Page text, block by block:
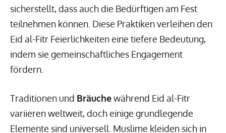
sicherstellt, dass auch die Bedürftigen am Fest
teilnehmen können. Diese Praktiken verleihen den
Eid al-Fitr Feierlichkeiten eine tiefere Bedeutung,
indem sie gemeinschaftliches Engagement
fördern.
Traditionen und Bräuchewährend Eid al-Fitr
variieren weltweit, doch einige grundlegende
Elemente sind universell. Muslime kleiden sich in